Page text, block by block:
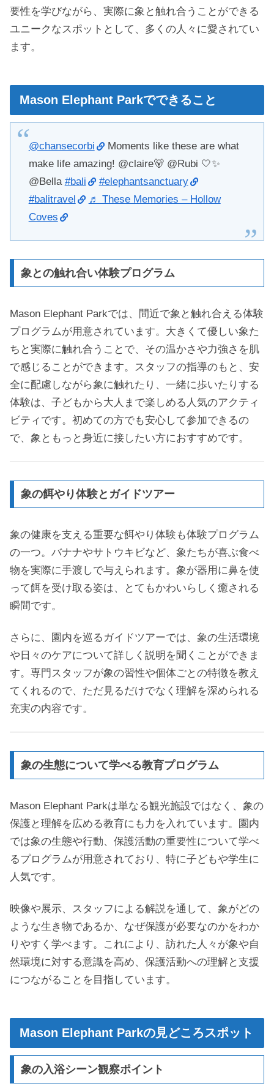
要性を学びながら、実際に象と触れ合うことができる
ユニークなスポットとして、多くの人々に愛されてい
ます。
Mason Elephant Parkでできること
@chansecorbi
Moments like these are what
make life amazing! @claire🐻 @Rubi 🤍✨
@Bella #bali
#elephantsanctuary
#balitravel
♬ These Memories – Hollow
Coves
象との触れ合い体験プログラム
Mason Elephant Parkでは、間近で象と触れ合える体験
プログラムが用意されています。大きくて優しい象た
ちと実際に触れ合うことで、その温かさや力強さを肌
で感じることができます。スタッフの指導のもと、安
全に配慮しながら象に触れたり、一緒に歩いたりする
体験は、子どもから大人まで楽しめる人気のアクティ
ビティです。初めての方でも安心して参加できるの
で、象ともっと身近に接したい方におすすめです。
象の餌やり体験とガイドツアー
象の健康を支える重要な餌やり体験も体験プログラム
の一つ。バナナやサトウキビなど、象たちが喜ぶ食べ
物を実際に手渡しで与えられます。象が器用に鼻を使
って餌を受け取る姿は、とてもかわいらしく癒される
瞬間です。
さらに、園内を巡るガイドツアーでは、象の生活環境
や日々のケアについて詳しく説明を聞くことができま
す。専門スタッフが象の習性や個体ごとの特徴を教え
てくれるので、ただ見るだけでなく理解を深められる
充実の内容です。
象の生態について学べる教育プログラム
Mason Elephant Parkは単なる観光施設ではなく、象の
保護と理解を広める教育にも力を入れています。園内
では象の生態や行動、保護活動の重要性について学べ
るプログラムが用意されており、特に子どもや学生に
人気です。
映像や展示、スタッフによる解説を通して、象がどの
ような生き物であるか、なぜ保護が必要なのかをわか
りやすく学べます。これにより、訪れた人々が象や自
然環境に対する意識を高め、保護活動への理解と支援
につながることを目指しています。
Mason Elephant Parkの見どころスポット
象の入浴シーン観察ポイント